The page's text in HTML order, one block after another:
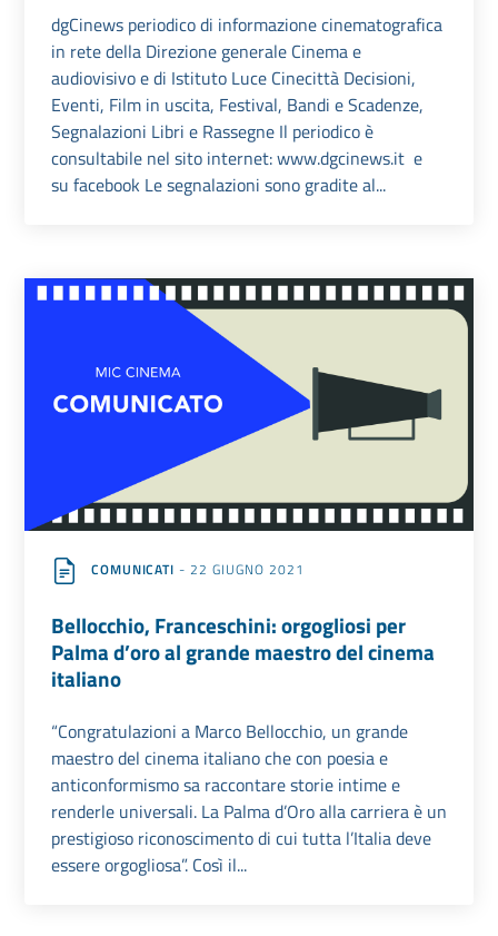
dgCinews periodico di informazione cinematografica
in rete della Direzione generale Cinema e
audiovisivo e di Istituto Luce Cinecittà Decisioni,
Eventi, Film in uscita, Festival, Bandi e Scadenze,
Segnalazioni Libri e Rassegne Il periodico è
consultabile nel sito internet: www.dgcinews.it e
su facebook Le segnalazioni sono gradite al...
COMUNICATI - 22 GIUGNO 2021
Bellocchio, Franceschini: orgogliosi per
Palma d’oro al grande maestro del cinema
italiano
“Congratulazioni a Marco Bellocchio, un grande
maestro del cinema italiano che con poesia e
anticonformismo sa raccontare storie intime e
renderle universali. La Palma d’Oro alla carriera è un
prestigioso riconoscimento di cui tutta l’Italia deve
essere orgogliosa”. Così il...